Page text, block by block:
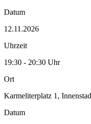
Datum
12.11.2026
Uhrzeit
19:30 - 20:30 Uhr
Ort
Karmeliterplatz 1,
Datum